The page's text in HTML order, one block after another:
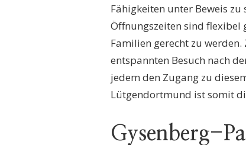
Fähigkeiten unter Beweis
Öffnungszeiten sind flexibel
Familien gerecht zu
entspannten Besuch nach
jedem den Zugang zu
Lütgendortmund ist somit
Gysenberg-